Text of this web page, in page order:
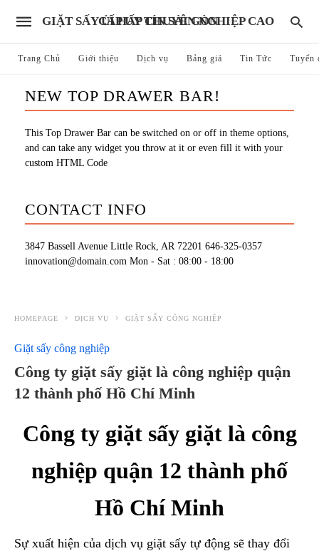
GIẶT SẤY ỦI HẤP CHUYÊN NGHIỆP CAO CẤP UY TÍN SÀI GÒN
Trang Chủ Giới thiệu Dịch vụ Bảng giá Tin Tức Tuyển
NEW TOP DRAWER BAR!
This Top Drawer Bar can be switched on or off in theme options,
and can take any widget you throw at it or even fill it with your
custom HTML Code
CONTACT INFO
3847 Bassell Avenue Little Rock, AR 72201 646-325-0357
innovation@domain.com Mon - Sat : 08:00 - 18:00
HOMEPAGE DỊCH VỤ GIẶT SẤY CÔNG NGHIỆP
Giặt sấy công nghiệp
Công ty giặt sấy giặt là công nghiệp quận
12 thành phố Hồ Chí Minh
Công ty giặt sấy giặt là công
nghiệp quận 12 thành phố
Hồ Chí Minh
Sự xuất hiện của dịch vụ giặt sấy tự động sẽ thay đổi